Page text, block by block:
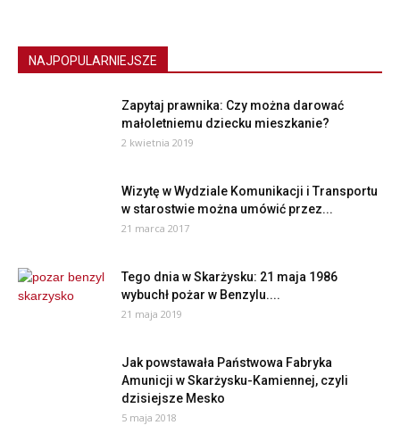
NAJPOPULARNIEJSZE
Zapytaj prawnika: Czy można darować
małoletniemu dziecku mieszkanie?
2 kwietnia 2019
Wizytę w Wydziale Komunikacji i Transportu
w starostwie można umówić przez...
21 marca 2017
Tego dnia w Skarżysku: 21 maja 1986
wybuchł pożar w Benzylu....
21 maja 2019
Jak powstawała Państwowa Fabryka
Amunicji w Skarżysku-Kamiennej, czyli
dzisiejsze Mesko
5 maja 2018